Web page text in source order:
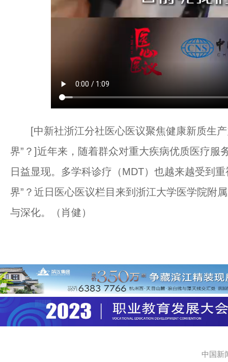
[中新社浙江分社医心医议聚焦健康新质生产
界”？]近年来，随着群众对重大疾病优质医疗服
日益显现。多学科诊疗（MDT）也越来越受到
界”？近日医心医议栏目来到浙江大学医学院附
与深化。（肖健）
中国新